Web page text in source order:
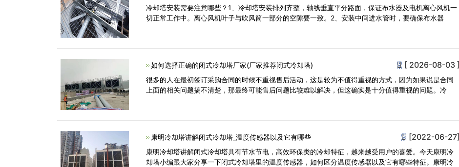
冷却塔安装需要注意哪些？1、冷却塔安装排列齐整，轴线垂直平分路面，保证布水器及电机离心风机一
切正常工作中。离心风机叶子与吹风筒一部分的空隙要一致。2、安装中间进水管时，要确保布水器
如何选择正确的闭式冷却塔厂家(厂家推荐闭式冷却塔) [ 2026-08-03 ]
很多的人在最初签订采购合同的时候不重视售后活动，这是较为不值得重视的方式，因为如果说是合同
上面的相关问题搞不清楚，那最终可能售后问题比较难以解决，但这确实是十分值得重视的问题。冷
康明冷却塔讲解闭式冷却塔_温度传感器以及它有哪些 [2022-06-27]
康明冷却塔讲解闭式冷却塔具有节水节电，高效环保类的冷却特征，越来越受用户的喜爱。今天康明冷
却塔小编跟大家分享一下闭式冷却塔里的温度传感器，如何区分温度传感器以及它有哪些特征。康明冷